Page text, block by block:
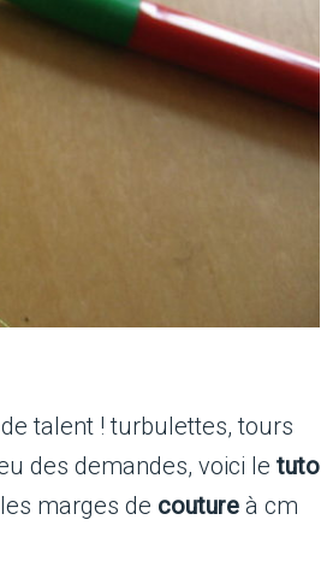
talent ! turbulettes, tours
des demandes, voici le tuto
marges de couture à cm